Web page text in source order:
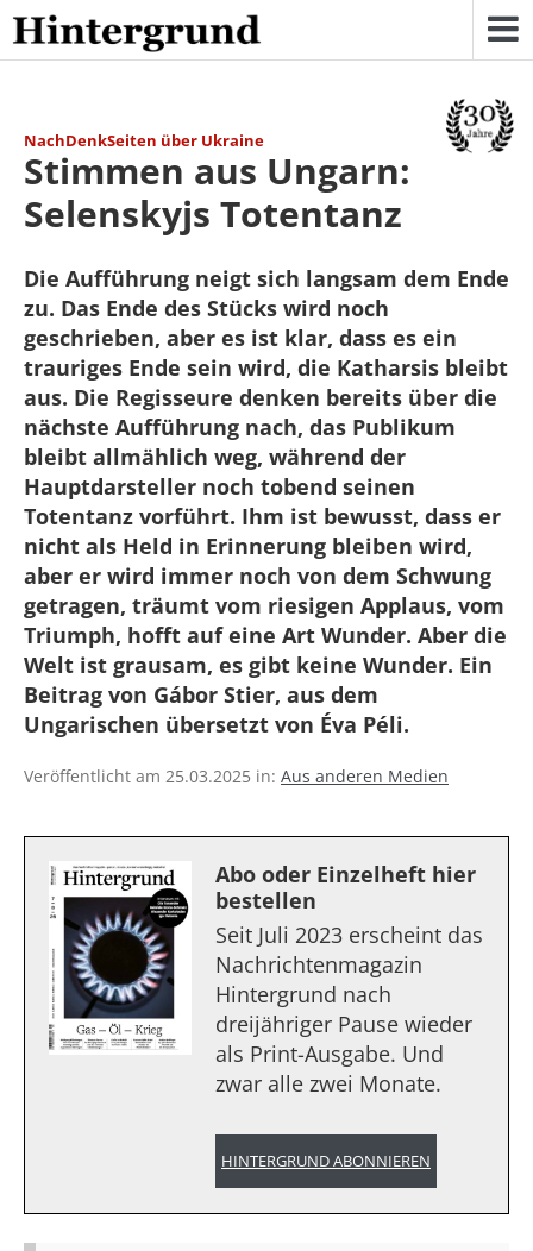
Skip
to
content
NachDenkSeiten über Ukraine
Stimmen aus Ungarn:
Selenskyjs Totentanz
Die Aufführung neigt sich langsam dem Ende
zu. Das Ende des Stücks wird noch
geschrieben, aber es ist klar, dass es ein
trauriges Ende sein wird, die Katharsis bleibt
aus. Die Regisseure denken bereits über die
nächste Aufführung nach, das Publikum
bleibt allmählich weg, während der
Hauptdarsteller noch tobend seinen
Totentanz vorführt. Ihm ist bewusst, dass er
nicht als Held in Erinnerung bleiben wird,
aber er wird immer noch von dem Schwung
getragen, träumt vom riesigen Applaus, vom
Triumph, hofft auf eine Art Wunder. Aber die
Welt ist grausam, es gibt keine Wunder. Ein
Beitrag von Gábor Stier, aus dem
Ungarischen übersetzt von Éva Péli.
Veröffentlicht am 25.03.2025 in: Aus anderen Medien
Abo oder Einzelheft hier
bestellen
Seit Juli 2023 erscheint das
Nachrichtenmagazin
Hintergrund nach
dreijähriger Pause wieder
als Print-Ausgabe. Und
zwar alle zwei Monate.
HINTERGRUND ABONNIEREN